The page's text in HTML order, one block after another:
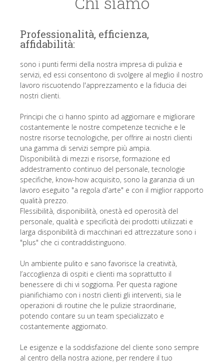
Professionalità, efficienza,
affidabilità:
sono i punti fermi della nostra impresa di pulizia e
servizi, ed essi consentono di svolgere al meglio il nostro
lavoro riscuotendo l'apprezzamento e la fiducia dei
nostri clienti.
Principi che ci hanno spinto ad aggiornare e migliorare
costantemente le nostre competenze tecniche e le
nostre risorse tecnologiche, per offrire ai nostri clienti
una gamma di servizi sempre più ampia.
Disponibilità di mezzi e risorse, formazione ed
addestramento continuo del personale, tecnologie
specifiche, know-how acquisito, sono la garanzia di un
lavoro eseguito "a regola d'arte" e con il miglior rapporto
qualità prezzo.
Flessibilità, disponibilità, onestà ed operosità del
personale, qualità e specificità dei prodotti utilizzati e
larga disponibilità di macchinari ed attrezzature sono i
"plus" che ci contraddistinguono.
Un ambiente pulito e sano favorisce la creatività,
l’accoglienza di ospiti e clienti ma soprattutto il
benessere di chi vi soggiorna. Per questa ragione
pianifichiamo con i nostri clienti gli interventi, sia le
operazioni di routine che le pulizie straordinarie,
potendo contare su un team specializzato e
costantemente aggiornato.
Le esigenze e la soddisfazione del cliente sono sempre
al centro della nostra azione, per rendere il tuo